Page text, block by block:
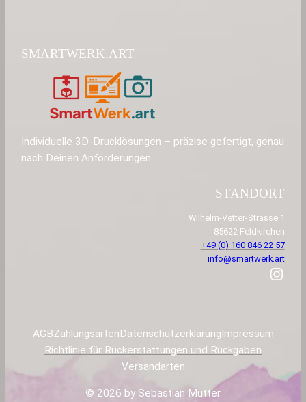
SMARTWERK.ART
Individuelle 3D-Drucklösungen – präzise gefertigt, genau
nach Deinen Anforderungen.
STANDORT
Wilhelm-Vetter-Strasse 1
85622 Feldkirchen
+49 (0) 160 846 22 57
info@smartwerk.art
Instagram
AGBZahlungsartenDatenschutzerklärungImpressum
Richtlinie für Rückerstattungen und Rückgaben
Versandarten
© 2026 by Sebastian Mutter